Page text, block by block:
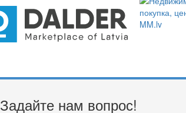
Задайте нам вопрос!